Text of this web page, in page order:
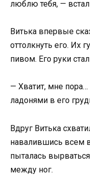
люблю тебя, — встал
Витька впервые
оттолкнуть его. Их
пивом. Его руки
— Хватит, мне
ладонями в его
Вдруг Витька
навалившись всем
пыталась
между ног.